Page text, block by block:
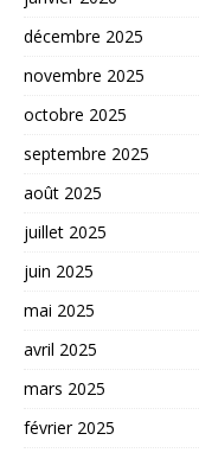
décembre 2025
novembre 2025
octobre 2025
septembre 2025
août 2025
juillet 2025
juin 2025
mai 2025
avril 2025
mars 2025
février 2025